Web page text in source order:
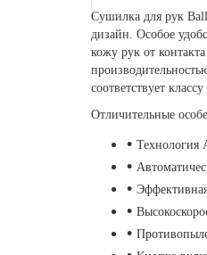
Сушилка для рук
дизайн. Особое
кожу рук от
соответствует
Отличительные
• Технология
•
•
•
•